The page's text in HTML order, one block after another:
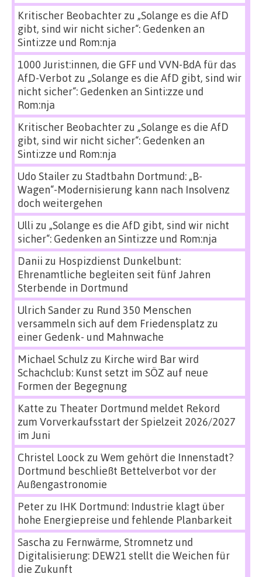
Kritischer Beobachterzu „Solange es die AfD
gibt, sind wir nicht sicher“: Gedenken an
Sinti:zze und Rom:nja
1000 Jurist:innen, die GFF und VVN-BdA für das
AfD-Verbot zu „Solange es die AfD gibt, sind wir
nicht sicher“: Gedenken an Sinti:zze und
Rom:nja
Kritischer Beobachterzu „Solange es die AfD
gibt, sind wir nicht sicher“: Gedenken an
Sinti:zze und Rom:nja
Udo Stailerzu Stadtbahn Dortmund: „B-
Wagen“-Modernisierung kann nach Insolvenz
doch weitergehen
Ulli zu „Solange es die AfD gibt, sind wir nicht
sicher“: Gedenken an Sinti:zze und Rom:nja
Danii zu Hospizdienst Dunkelbunt:
Ehrenamtliche begleiten seit fünf Jahren
Sterbende in Dortmund
Ulrich Sanderzu Rund 350 Menschen
versammeln sich auf dem Friedensplatz zu
einer Gedenk- und Mahnwache
Michael Schulz zu Kirche wird Bar wird
Schachclub: Kunst setzt im SÖZ auf neue
Formen der Begegnung
Katte zu Theater Dortmund meldet Rekord
zum Vorverkaufsstart der Spielzeit 2026/2027
im Juni
Christel Loock zu Wem gehört die Innenstadt?
Dortmund beschließt Bettelverbot vor der
Außengastronomie
Peterzu IHK Dortmund: Industrie klagt über
hohe Energiepreise und fehlende Planbarkeit
Sascha zu Fernwärme, Stromnetz und
Digitalisierung: DEW21 stellt die Weichen für
die Zukunft